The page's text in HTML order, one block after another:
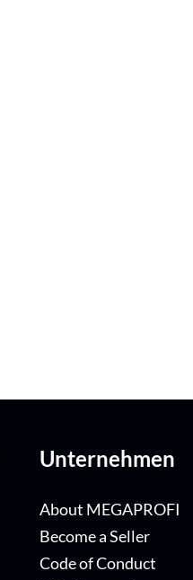
Unternehmen
About MEGAPROFI
Become a Seller
Code of Conduct